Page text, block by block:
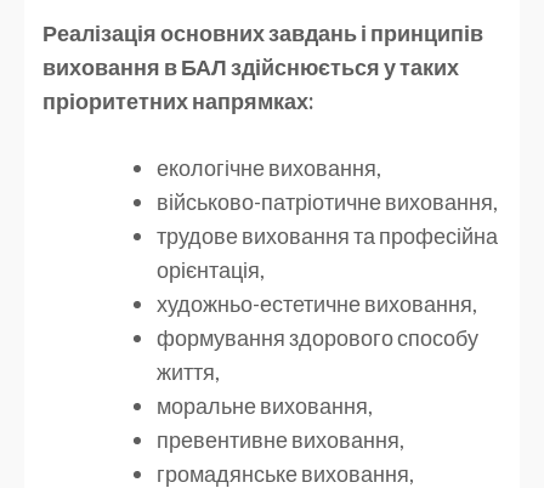
Реалізація основних завдань і принципів
виховання в БАЛ здійснюється у таких
пріоритетних напрямках:
екологічне виховання,
військово-патріотичне виховання,
трудове виховання та професійна
орієнтація,
художньо-естетичне виховання,
формування здорового способу
життя,
моральне виховання,
превентивне виховання,
громадянське виховання,